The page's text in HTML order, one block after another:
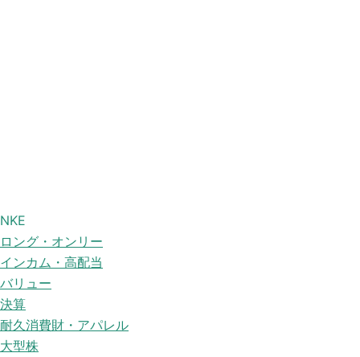
NKE
ロング・オンリー
インカム・高配当
バリュー
決算
耐久消費財・アパレル
大型株